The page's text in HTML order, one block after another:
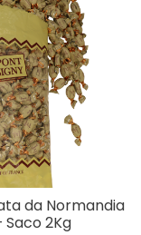
da Normandia
2Kg